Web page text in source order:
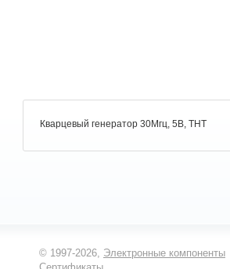
Кварцевый генератор 30Мгц, 5В, THT
© 1997-2026, Электронные компоненты